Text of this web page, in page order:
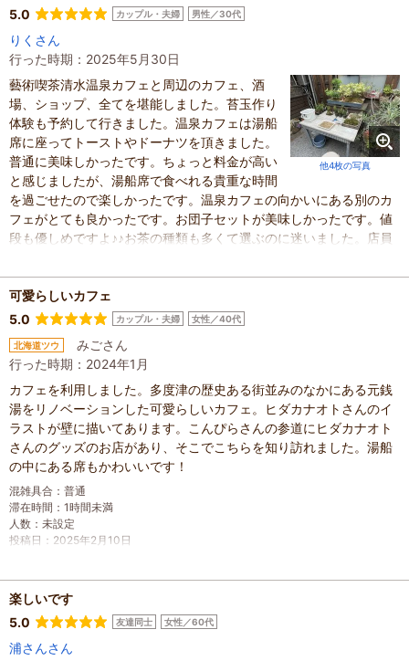
5.0
カップル・夫婦 男性／30代
りくさん
行った時期：2025年5月30日
他4枚の写真
藝術喫茶清水温泉カフェと周辺のカフェ、酒
場、ショップ、全てを堪能しました。苔玉作り
体験も予約して行きました。温泉カフェは湯船
席に座ってトーストやドーナツを頂きました。
普通に美味しかったです。ちょっと料金が高い
と感じましたが、湯船席で食べれる貴重な時間
を過ごせたので楽しかったです。温泉カフェの向かいにある別のカ
フェがとても良かったです。お団子セットが美味しかったです。値
段も優しめですよ♪♪お茶の種類も多くて選ぶのに迷いました。店員
た。他にもカキ氷やぜんざい、奈良そうめん&オム丼セット、お茶
漬けセットがありました。苔玉作り体験が想像以上に楽しい&最
高。教えてくれるお兄さんが素敵な方で優しく丁寧に教えて下さ
ます。2つも作れて大満足出来る体験です。すずめの酒場でも美味し
い料理が食べれますよ。そちらの作ってくれるお兄さんもすごく素
敵な方でいっぱいお喋りしました。酒場となっていますが、普通に
ランチもあり色んなメニューがあります。席は4席しかなく小ぢん
まりとしています。ショップもあり、種類豊富なグッズがたくさん
あり楽しく見れました。いっぱい買いました笑。こちらも店員さん
のお姉さんが親切に説明してくれたり、Tシャツ等も広げて見せて
くれたりと優しさいっぱいです。レンタサイクルもあり周辺を散策
しながら1時間半程爆こぎで楽しみました。店員さんのお兄さんやお
姉さんが優しくて感動します。また行きたいと強く思います。すっ
ごく楽しくて大満喫な香川県旅行になりました。店員さん、楽しい
ら)飾ります。
混雑具合 ： やや空いていた
滞在時間：3時間以上
人数
： 未設定
投稿日：2025年5月31日
可愛らしいカフェ
5.0
カップル・夫婦 女性／40代
北海道ツウ
みごさん
行った時期：2024年1月
カフェを利用しました。多度津の歴史ある街並みのなかにある元銭
湯をリノベーションした可愛らしいカフェ。ヒダカナオトさんのイ
ラストが壁に描いてあります。こんぴらさんの参道にヒダカナオト
さんのグッズのお店があり、そこでこちらを知り訪れました。湯船
の中にある席もかわいいです！
混雑具合 ： 普通
滞在時間 ： 1時間未満
人数 ： 未設定
投稿日 ： 2025年2月10日
楽しいです
5.0
友達同士 女性／60代
浦さんさん